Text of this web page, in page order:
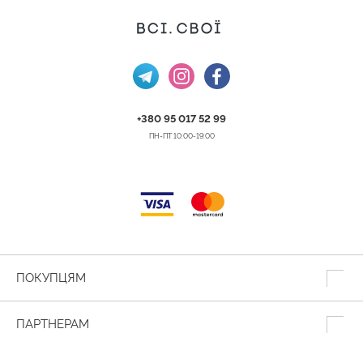
+380 95 017 52 99
ПН-ПТ 10:00-19:00
ПОКУПЦЯМ
ПАРТНЕРАМ